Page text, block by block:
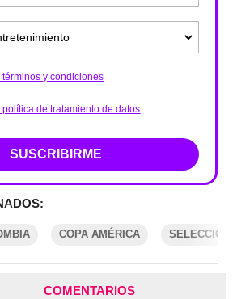
términos y condiciones
política de tratamiento de datos
SUSCRIBIRME
COPA AMÉRICA SELECCIÓN
COMENTARIOS